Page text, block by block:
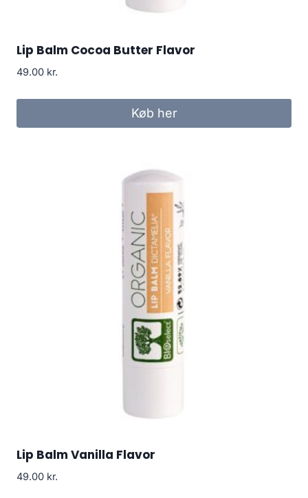
Lip Balm Cocoa Butter Flavor
49.00 kr.
Køb her
Lip Balm Vanilla Flavor
49.00 kr.